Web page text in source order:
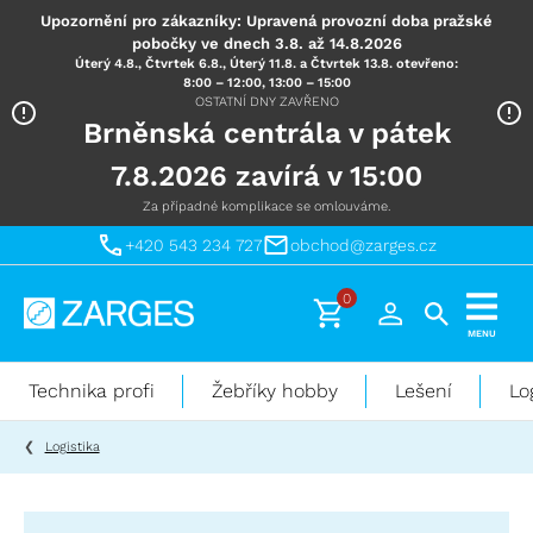
Upozornění pro zákazníky: Upravená provozní doba pražské
pobočky ve dnech 3.8. až 14.8.2026
Úterý 4.8., Čtvrtek 6.8., Úterý 11.8. a Čtvrtek 13.8. otevřeno:
8:00 – 12:00, 13:00 – 15:00
OSTATNÍ DNY ZAVŘENO
Brněnská centrála v pátek
7.8.2026 zavírá v 15:00
Za případné komplikace se omlouváme.
+420 543 234 727 obchod@zarges.cz
Technika
práci
výškách
0
MENU
Technika profi Žebříky hobby Lešení
Logistika